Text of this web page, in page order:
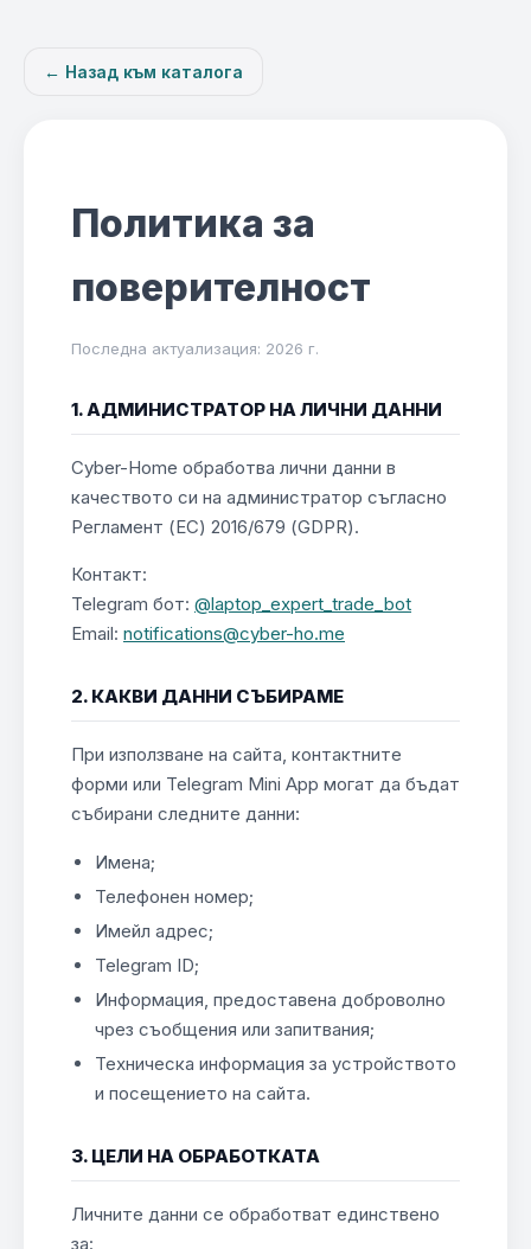
← Назад към каталога
Политика за
поверителност
Последна актуализация: 2026 г.
1. АДМИНИСТРАТОР НА ЛИЧНИ ДАННИ
Cyber-Home обработва лични данни в
качеството си на администратор съгласно
Регламент (ЕС) 2016/679 (GDPR).
Контакт:
Telegram бот: @laptop_expert_trade_bot
Email: notifications@cyber-ho.me
2. КАКВИ ДАННИ СЪБИРАМЕ
При използване на сайта, контактните
форми или Telegram Mini App могат да бъдат
събирани следните данни:
Имена;
Телефонен номер;
Имейл адрес;
Telegram ID;
Информация, предоставена доброволно
чрез съобщения или запитвания;
Техническа информация за устройството
и посещението на сайта.
3. ЦЕЛИ НА ОБРАБОТКАТА
Личните данни се обработват единствено
за: